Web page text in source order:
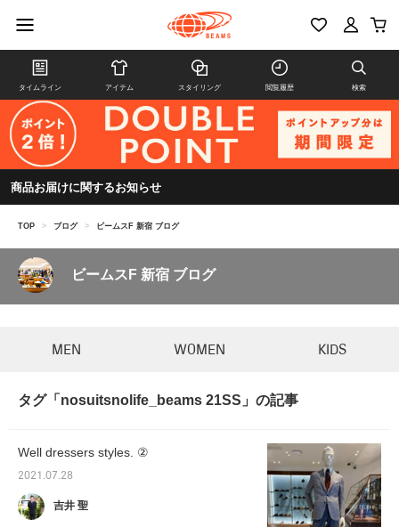
タイムライン アイテム スタイリング 閲覧履歴 検索
商品お届けに関するお知らせ
TOP > ブログ > ビームスF 新宿 ブログ
ビームスF 新宿 ブログ
MEN WOMEN KIDS
タグ「nosuitsnolife_beams 21SS」の記事
Well dressers styles. ②
2021.07.28
吉井 聖